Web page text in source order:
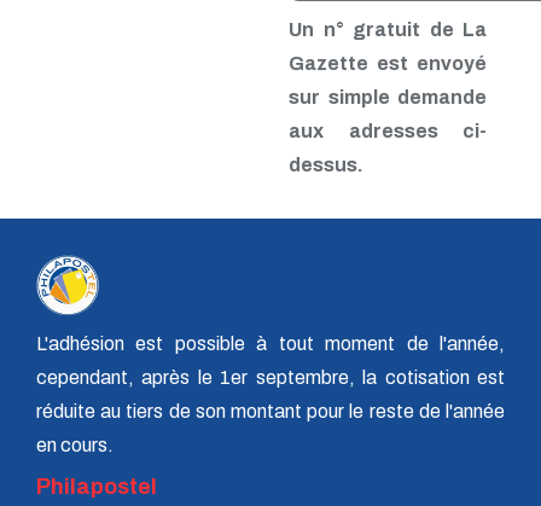
n° 23 - 3e trim. 1985
n° 22 - 2e trim. 1985
n° 21 - 1er trim. 1985
n° 20 - 4e trim. 1984
n° 19 - 3e trim. 1984
n° 17 - 1er trim. 1984
Un n° gratuit de La
Gazette est envoyé
sur simple demande
aux adresses ci-
dessus.
L'adhésion est possible à tout moment de l'année,
cependant, après le 1er septembre, la cotisation est
réduite au tiers de son montant pour le reste de l'année
en cours.
Philapostel